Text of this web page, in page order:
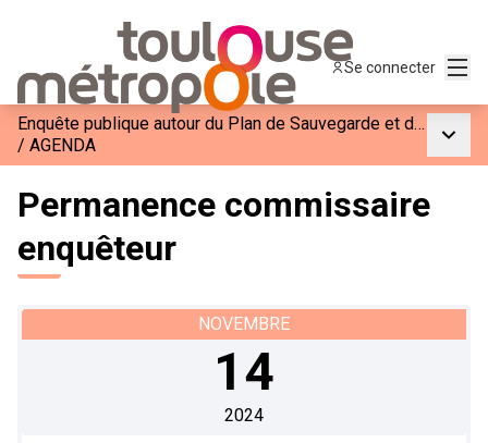
Se connecter
Enquête publique autour du Plan de Sauvegarde et de Mise en Valeur du Site Patrimonial Remarquable
/ AGENDA
Permanence commissaire
enquêteur
NOVEMBRE
14
2024